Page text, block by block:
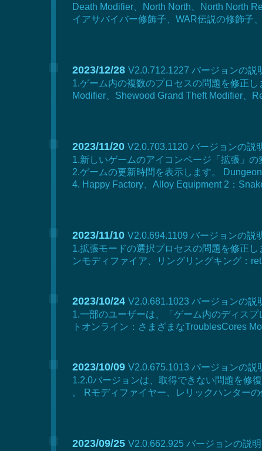
Death Modifier、North North、North North
イアサバイバー修飾子、WAR伝説の修飾子
2023/12/28 V2.0.712.1227 バージョンの説
1.ゲーム内の複数のプロセスの問題を修正
Modifier、Shewood Grand Theft Modifier、
2023/11/20 V2.0.703.1120 バージョンの説
1.新しいゲームのアイコンページ「拡張」の
2.ゲームの更新時間を表示します。
4. Happy Factory、Alloy Equipment 2：
2023/11/10 V2.0.694.1109 バージョンの説
1.拡張モードの選択プロセスの問題を修正
ンモディファイア、リングリングキング：
2023/10/24 V2.0.681.1023 バージョンの説
1.一部のユーザーは、「ゲーム内のディス
トオンライン：さまざまなTroublesCores
2023/10/09 V2.0.675.1013 バージョンの説
1.2.0バージョンは、取得できない問題を修
。 Rモディファイヤー、レリックハンター
2023/09/25 V2.0.662.925 バージョンの説